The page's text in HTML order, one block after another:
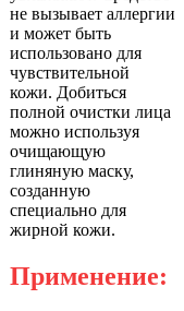
не вызывает аллергии
и может быть
использовано для
чувствительной
кожи. Добиться
полной очистки лица
можно используя
очищающую
глиняную маску,
созданную
специально для
жирной кожи.
Применение: